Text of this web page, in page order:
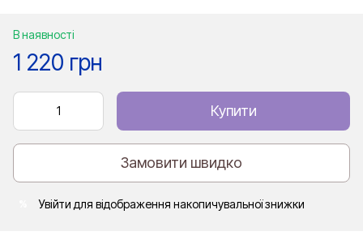
В наявності
1 220 грн
Купити
Замовити швидко
Увійти для відображення накопичувальної знижки